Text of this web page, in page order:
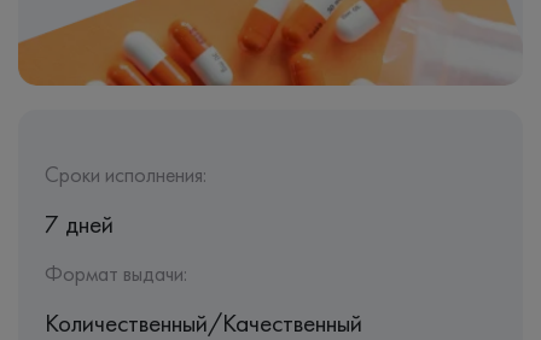
Сроки исполнения:
7 дней
Формат выдачи:
Количественный/Качественный